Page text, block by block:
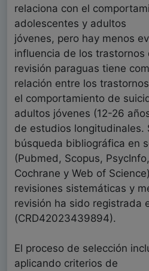
relaciona con el
adolescentes y adultos
jóvenes, pero hay menos
influencia de los trastornos
revisión paraguas tiene
relación entre los
el comportamiento de
adultos jóvenes (12-26
de estudios longitudinales.
búsqueda bibliográfica en
(Pubmed, Scopus,
Cochrane y Web of
revisiones sistemáticas y
revisión ha sido registrada
(CRD42023439894).
El proceso de selección
aplicando criterios de